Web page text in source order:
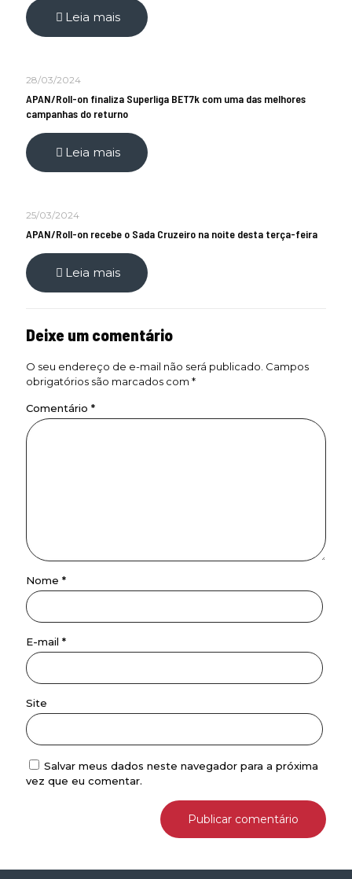
Leia mais
28/03/2024
APAN/Roll-on finaliza Superliga BET7k com uma das melhores
campanhas do returno
Leia mais
25/03/2024
APAN/Roll-on recebe o Sada Cruzeiro na noite desta terça-feira
Leia mais
Deixe um comentário
O seu endereço de e-mail não será publicado. Campos
obrigatórios são marcados com *
Comentário *
Nome *
E-mail *
Site
Salvar meus dados neste navegador para a próxima
vez que eu comentar.